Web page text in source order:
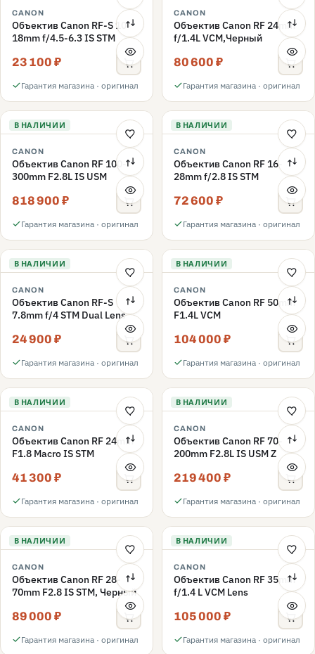
CANON
Объектив Canon RF-S 10-
18mm f/4.5-6.3 IS STM
23 100 ₽
Гарантия магазина · оригинал
CANON
Объектив Canon RF 24mm
f/1.4L VCM,Черный
80 600 ₽
Гарантия магазина · оригинал
В НАЛИЧИИ
CANON
Объектив Canon RF 100-
300mm F2.8L IS USM
818 900 ₽
Гарантия магазина · оригинал
В НАЛИЧИИ
CANON
Объектив Canon RF 16-
28mm f/2.8 IS STM
72 600 ₽
Гарантия магазина · оригинал
В НАЛИЧИИ
CANON
Объектив Canon RF-S
7.8mm f/4 STM Dual Lens
24 900 ₽
Гарантия магазина · оригинал
В НАЛИЧИИ
CANON
Объектив Canon RF 50mm
F1.4L VCM
104 000 ₽
Гарантия магазина · оригинал
В НАЛИЧИИ
CANON
Объектив Canon RF 24mm
F1.8 Macro IS STM
41 300 ₽
Гарантия магазина · оригинал
В НАЛИЧИИ
CANON
Объектив Canon RF 70-
200mm F2.8L IS USM Z
219 400 ₽
Гарантия магазина · оригинал
В НАЛИЧИИ
CANON
Объектив Canon RF 28-
70mm F2.8 IS STM, Черный
89 000 ₽
Гарантия магазина · оригинал
В НАЛИЧИИ
CANON
Объектив Canon RF 35mm
f/1.4 L VCM Lens
105 000 ₽
Гарантия магазина · оригинал